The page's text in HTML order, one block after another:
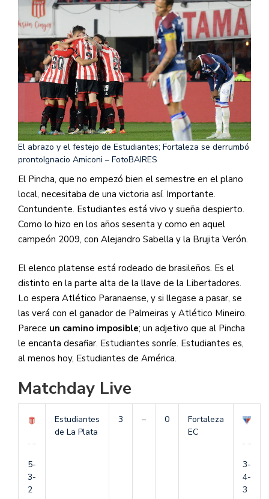
El abrazo y el festejo de Estudiantes; Fortaleza se derrumbó
prontoIgnacio Amiconi – FotoBAIRES
El Pincha, que no empezó bien el semestre en el plano
local, necesitaba de una victoria así. Importante.
Contundente. Estudiantes está vivo y sueña despierto.
Como lo hizo en los años sesenta y como en aquel
campeón 2009, con Alejandro Sabella y la Brujita Verón.
El elenco platense está rodeado de brasileños. Es el
distinto en la parte alta de la llave de la Libertadores.
Lo espera Atlético Paranaense, y si llegase a pasar, se
las verá con el ganador de Palmeiras y Atlético Mineiro.
Parece un camino imposible; un adjetivo que al Pincha
le encanta desafiar. Estudiantes sonríe. Estudiantes es,
al menos hoy, Estudiantes de América.
Matchday Live
5-
3-
2
Estudiantes
de La Plata
3 – 0
Fortaleza
EC
3-
4-
3